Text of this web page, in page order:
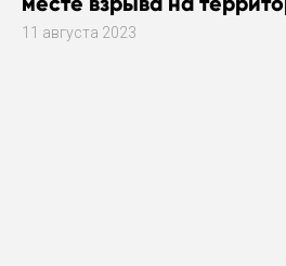
11 августа 2023